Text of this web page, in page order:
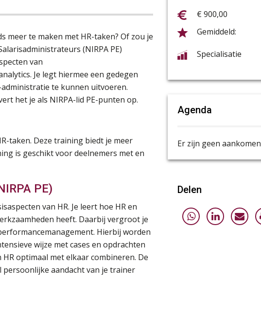
meer te maken met HR-taken? Of zou je
(NIRPA PE)
van
Je legt hiermee een gedegen
te kunnen uitvoeren.
het je als NIRPA-lid PE-punten op.
taken. Deze training biedt je meer
is geschikt voor deelnemers met en
PE)
van HR. Je leert hoe HR en
heeft. Daarbij vergroot je
Hierbij worden
wijze met cases en opdrachten
optimaal met elkaar combineren. De
aandacht van je trainer
€ 900,00
Specialisatie
Agenda
Er zijn geen
Delen